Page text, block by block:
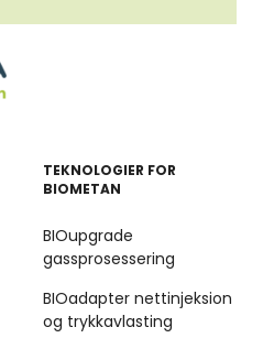
TEKNOLOGIER FOR
BIOMETAN
BIOupgrade
gassprosessering
BIOadapter nettinjeksion
og trykkavlasting